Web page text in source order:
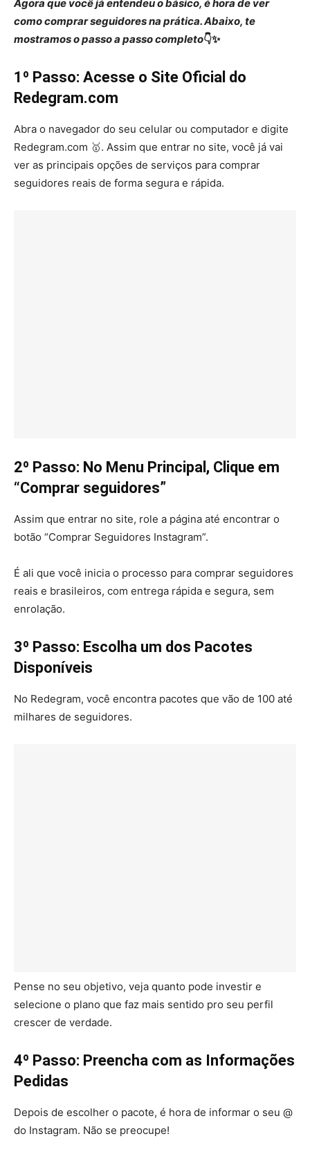
Agora que você já entendeu o básico, é hora de ver
como comprar seguidores na prática. Abaixo, te
mostramos o passo a passo completo👇✨
1º Passo: Acesse o Site Oficial do
Redegram.com
Abra o navegador do seu celular ou computador e digite
Redegram.com 🥇. Assim que entrar no site, você já vai
ver as principais opções de serviços para comprar
seguidores reais de forma segura e rápida.
2º Passo: No Menu Principal, Clique em
“Comprar seguidores”
Assim que entrar no site, role a página até encontrar o
botão “Comprar Seguidores Instagram”.
É ali que você inicia o processo para comprar seguidores
reais e brasileiros, com entrega rápida e segura, sem
enrolação.
3º Passo: Escolha um dos Pacotes
Disponíveis
No Redegram, você encontra pacotes que vão de 100 até
milhares de seguidores.
Pense no seu objetivo, veja quanto pode investir e
selecione o plano que faz mais sentido pro seu perfil
crescer de verdade.
4º Passo: Preencha com as Informações
Pedidas
Depois de escolher o pacote, é hora de informar o seu @
do Instagram. Não se preocupe!